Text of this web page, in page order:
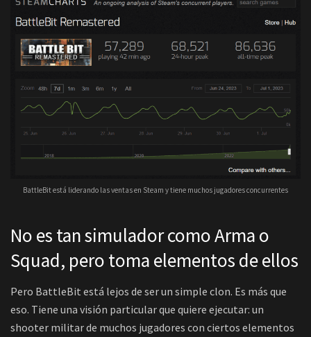
BattleBit está liderando las ventas en Steam y tiene muchos jugadores concurrentes
No es tan simulador como Arma o
Squad, pero toma elementos de ellos
Pero BattleBit está lejos de ser un simple clon. Es más que
eso. Tiene una visión particular que quiere ejecutar: un
shooter militar de muchos jugadores con ciertos elementos